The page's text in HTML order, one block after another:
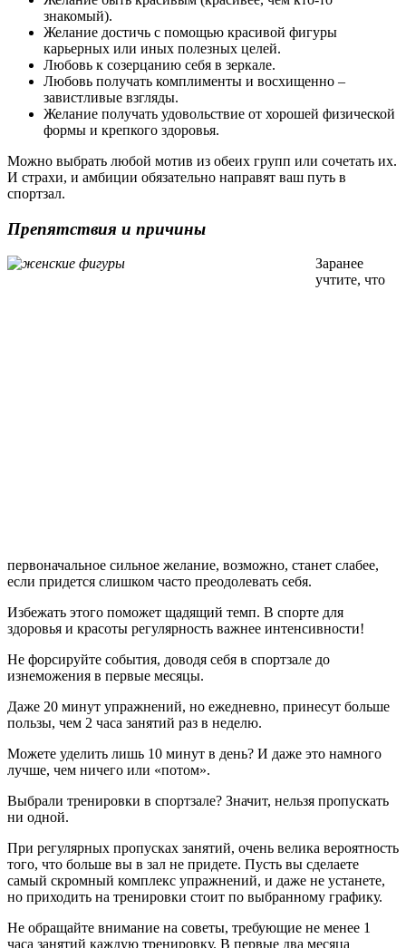
знакомый).
Желание достичь с помощью красивой фигуры
карьерных или иных полезных целей.
Любовь к созерцанию себя в зеркале.
Любовь получать комплименты и восхищенно –
завистливые взгляды.
Желание получать удовольствие от хорошей физической
формы и крепкого здоровья.
Можно выбрать любой мотив из обеих групп или сочетать их.
И страхи, и амбиции обязательно направят ваш путь в
спортзал.
Препятствия и причины
Заранее
учтите, что
первоначальное сильное желание, возможно, станет слабее,
если придется слишком часто преодолевать себя.
Избежать этого поможет щадящий темп. В спорте для
здоровья и красоты регулярность важнее интенсивности!
Не форсируйте события, доводя себя в спортзале до
изнеможения в первые месяцы.
Даже 20 минут упражнений, но ежедневно, принесут больше
пользы, чем 2 часа занятий раз в неделю.
Можете уделить лишь 10 минут в день? И даже это намного
лучше, чем ничего или «потом».
Выбрали тренировки в спортзале? Значит, нельзя пропускать
ни одной.
При регулярных пропусках занятий, очень велика вероятность
того, что больше вы в зал не придете. Пусть вы сделаете
самый скромный комплекс упражнений, и даже не устанете,
но приходить на тренировки стоит по выбранному графику.
Не обращайте внимание на советы, требующие не менее 1
часа занятий каждую тренировку. В первые два месяца